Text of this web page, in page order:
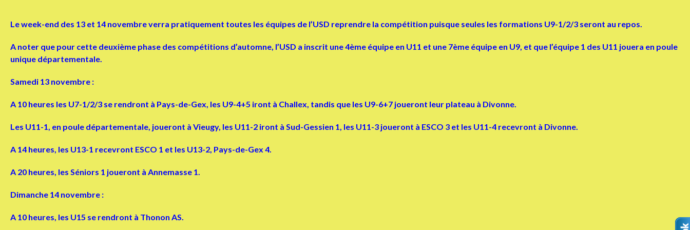
Le week-end des 13 et 14 novembre verra pratiquement toutes les équipes de l’USD reprendre la compétition puisque seules les formations U9-1/2/3 seront au repos.
A noter que pour cette deuxième phase des compétitions d’automne, l’USD a inscrit une 4ème équipe en U11 et une 7ème équipe en U9, et que l’équipe 1 des U11 jouera en poule
unique départementale.
Samedi 13 novembre :
A 10 heures les U7-1/2/3 se rendront à Pays-de-Gex, les U9-4+5 iront à Challex, tandis que les U9-6+7 joueront leur plateau à Divonne.
Les U11-1, en poule départementale, joueront à Vieugy, les U11-2 iront à Sud-Gessien 1, les U11-3 joueront à ESCO 3 et les U11-4 recevront à Divonne.
A 14 heures, les U13-1 recevront ESCO 1 et les U13-2, Pays-de-Gex 4.
A 20 heures, les Séniors 1 joueront à Annemasse 1.
Dimanche 14 novembre :
A 10 heures, les U15 se rendront à Thonon AS.